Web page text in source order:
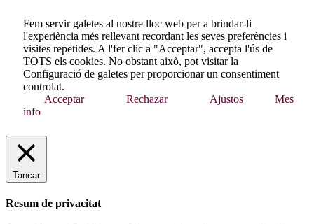
Fem servir galetes al nostre lloc web per a brindar-li
l'experiència més rellevant recordant les seves preferències i
visites repetides. A l'fer clic a "Acceptar", accepta l'ús de
TOTS els cookies. No obstant això, pot visitar la
Configuració de galetes per proporcionar un consentiment
controlat.
Acceptar
Rechazar Ajustos
Mes
info
Tancar
Resum de privacitat